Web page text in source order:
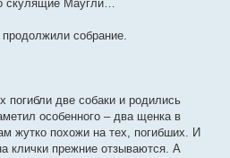
скулящие Маугли…
собрание.
погибли две собаки и родились
особенного – два щенка в
жутко похожи на тех, погибших. И
клички прежние отзываются. А